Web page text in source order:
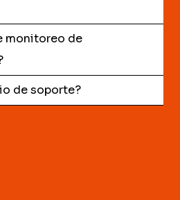
monitoreo de
de soporte?